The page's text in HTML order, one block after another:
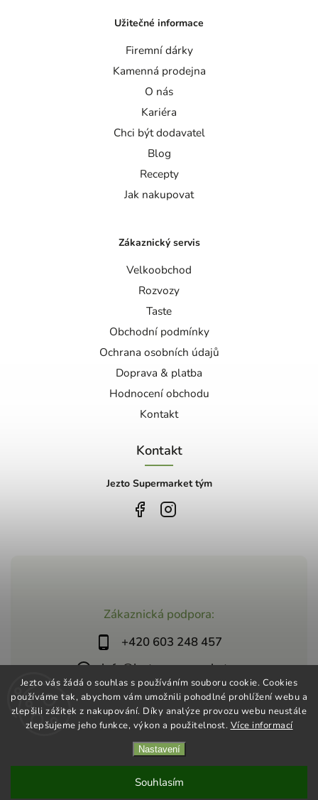
Jezto vás žádá o souhlas s používáním souboru cookie. Cookies
používáme tak, abychom vám umožnili pohodlné prohlížení webu a
zlepšili zážitek z nakupování. Díky analýze provozu webu neustále
zlepšujeme jeho funkce, výkon a použitelnost. Více informací
Nastavení
Souhlasím
Zákaznická podpora:
+420 603 248 457
info@jeztosupermarket.cz
Užitečné informace
Firemní dárky
Kamenná prodejna
O nás
Kariéra
Chci být dodavatel
Blog
Recepty
Jak nakupovat
Zákaznický servis
Velkoobchod
Rozvozy
Taste
Obchodní podmínky
Ochrana osobních údajů
Doprava & platba
Hodnocení obchodu
Kontakt
Kontakt
Jezto Supermarket tým
Shoptet| Design